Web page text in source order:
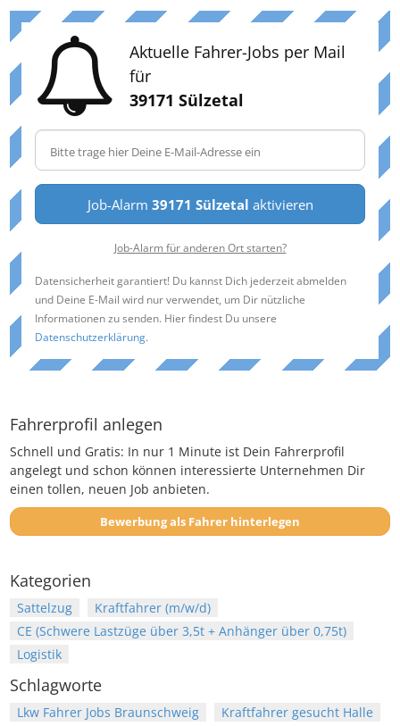
Aktuelle Fahrer-Jobs per Mail
für
39171 Sülzetal
Job-Alarm 39171 Sülzetal aktivieren
Job-Alarm für anderen Ort starten?
Datensicherheit garantiert! Du kannst Dich jederzeit abmelden
und Deine E-Mail wird nur verwendet, um Dir nützliche
Informationen zu senden. Hier findest Du unsere
Datenschutzerklärung.
Fahrerprofil anlegen
Schnell und Gratis: In nur 1 Minute ist Dein Fahrerprofil
angelegt und schon können interessierte Unternehmen Dir
einen tollen, neuen Job anbieten.
Bewerbung als Fahrer hinterlegen
Kategorien
Sattelzug
Kraftfahrer (m/w/d)
CE (Schwere Lastzüge über 3,5t + Anhänger über 0,75t)
Logistik
Schlagworte
Lkw Fahrer Jobs Braunschweig
Kraftfahrer gesucht Halle